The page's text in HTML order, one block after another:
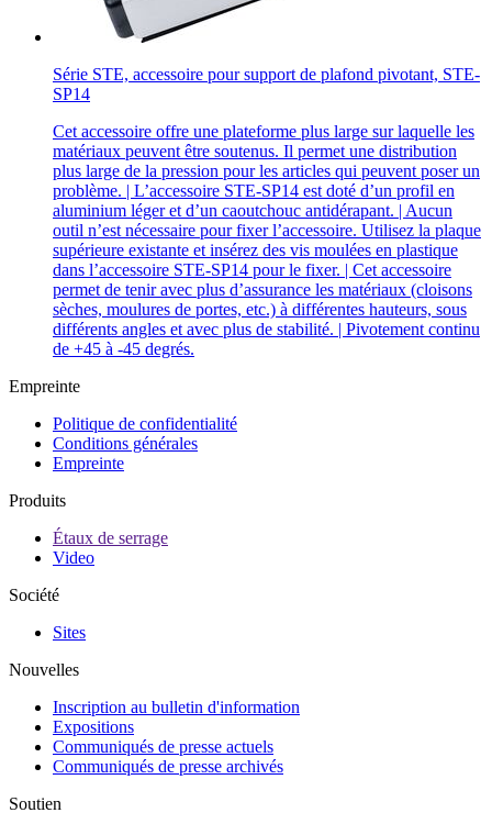
Série STE, accessoire pour support de plafond pivotant, STE-
SP14
Cet accessoire offre une plateforme plus large sur laquelle les
matériaux peuvent être soutenus. Il permet une distribution
plus large de la pression pour les articles qui peuvent poser un
problème. | L’accessoire STE-SP14 est doté d’un profil en
aluminium léger et d’un caoutchouc antidérapant. | Aucun
outil n’est nécessaire pour fixer l’accessoire. Utilisez la plaque
supérieure existante et insérez des vis moulées en plastique
dans l’accessoire STE-SP14 pour le fixer. | Cet accessoire
permet de tenir avec plus d’assurance les matériaux (cloisons
sèches, moulures de portes, etc.) à différentes hauteurs, sous
différents angles et avec plus de stabilité. | Pivotement continu
de +45 à -45 degrés.
Empreinte
Politique de confidentialité
Conditions générales
Empreinte
Produits
Étaux de serrage
Video
Société
Sites
Nouvelles
Inscription au bulletin d'information
Expositions
Communiqués de presse actuels
Communiqués de presse archivés
Soutien